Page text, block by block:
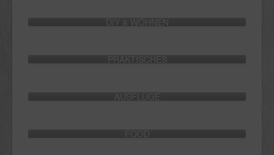
DIY & WOHNEN
PRAKTISCHES
AUSFLÜGE
FOOD